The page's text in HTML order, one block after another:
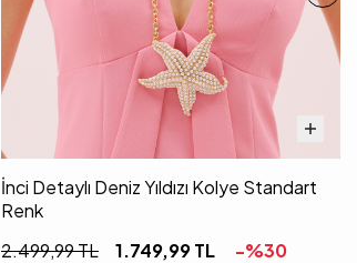
İnci Detaylı Deniz Yıldızı Kolye Standart
Renk
2.499,99TL 1.749,99TL -%30